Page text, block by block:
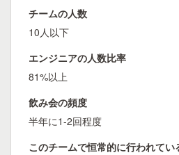
チームの人数
10人以下
エンジニアの人数比率
81%以上
飲み会の頻度
半年に1-2回程度
このチームで恒常的に行われてい